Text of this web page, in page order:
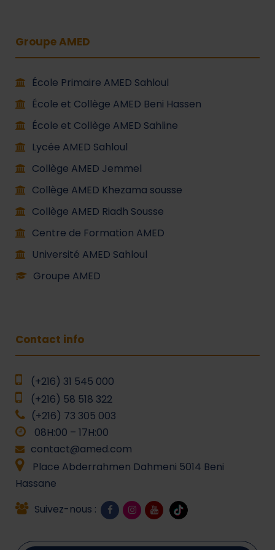
Groupe AMED
École Primaire AMED Sahloul
École et Collège AMED Beni Hassen
École et Collège AMED Sahline
Lycée AMED Sahloul
Collège AMED Jemmel
Collège AMED Khezama sousse
Collège AMED Riadh Sousse
Centre de Formation AMED
Université AMED Sahloul
Groupe AMED
Contact info
(+216) 31 545 000
(+216) 58 518 322
(+216) 73 305 003
08H:00 – 17H:00
contact@amed.com
Place Abderrahmen Dahmeni 5014 Beni
Hassane
Suivez-nous :